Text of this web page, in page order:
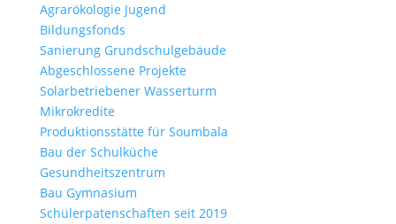
Agrarökologie Jugend
Bildungsfonds
Sanierung Grundschulgebäude
Abgeschlossene Projekte
Solarbetriebener Wasserturm
Mikrokredite
Produktionsstätte für Soumbala
Bau der Schulküche
Gesundheitszentrum
Bau Gymnasium
Schülerpatenschaften seit 2019